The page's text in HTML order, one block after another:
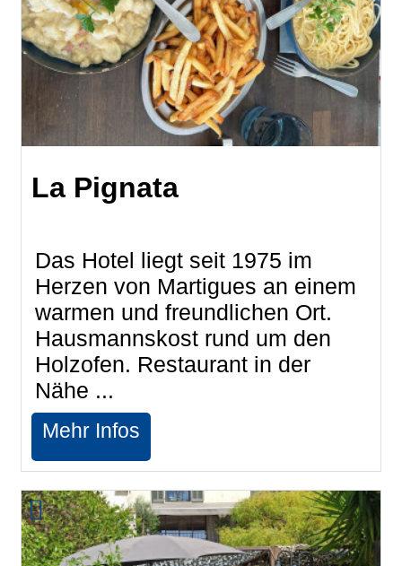
La Pignata
Das Hotel liegt seit 1975 im
Herzen von Martigues an einem
warmen und freundlichen Ort.
Hausmannskost rund um den
Holzofen. Restaurant in der
Nähe ...
Mehr Infos